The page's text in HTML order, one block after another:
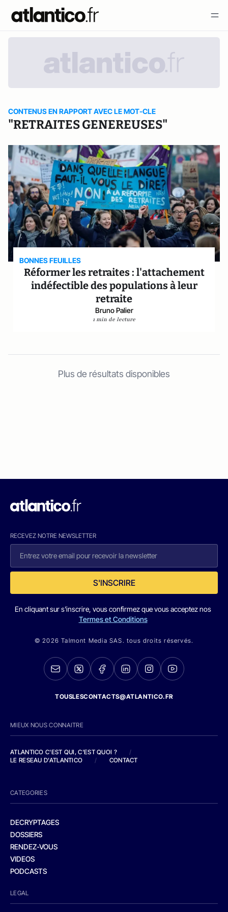
CONTENUS EN RAPPORT AVEC LE MOT-CLE
"RETRAITES GENEREUSES"
BONNES FEUILLES
Réformer les retraites : l'attachement
indéfectible des populations à leur
retraite
Bruno Palier
1 min de lecture
Plus de résultats disponibles
RECEVEZ NOTRE NEWSLETTER
S'INSCRIRE
En cliquant sur s'inscrire, vous confirmez que vous acceptez nos
Termes et Conditions
© 2026 Talmont Media SAS. tous droits réservés.
TOUSLESCONTACTS@ATLANTICO.FR
MIEUX NOUS CONNAITRE
ATLANTICO C'EST QUI, C'EST QUOI ?
/
LE RESEAU D'ATLANTICO
/ CONTACT
CATEGORIES
DECRYPTAGES
DOSSIERS
RENDEZ-VOUS
VIDEOS
PODCASTS
LEGAL